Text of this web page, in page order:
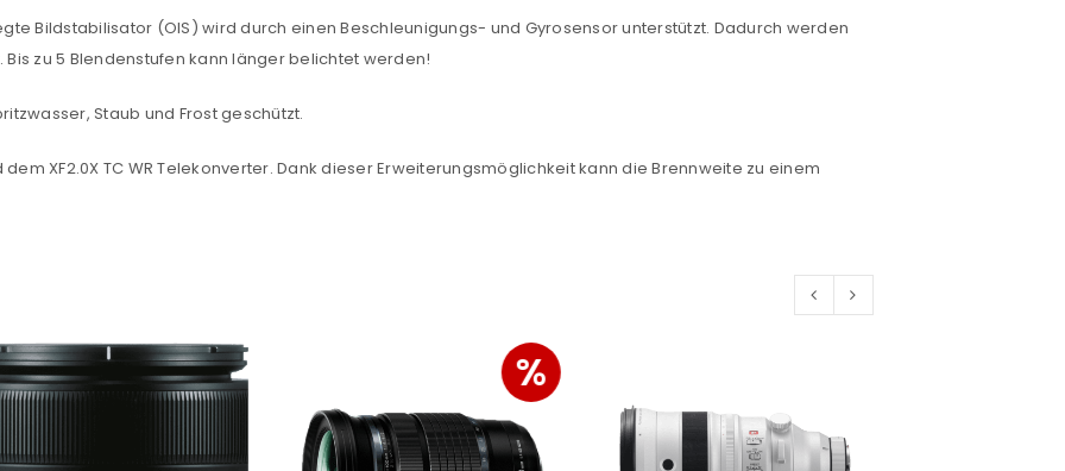
durch
Mail-Adresse gesendet.
NEWSLETTER ABONNIEREN
REGISTRIEREN
Bildstabilisator (OIS) wird durch einen Beschleunigungs- und Gyrosensor unterstützt. Dadurch werden
zu 5 Blendenstufen kann länger belichtet werden!
Staub und Frost geschützt.
dem XF2.0X TC WR Telekonverter. Dank dieser Erweiterungsmöglichkeit kann die Brennweite zu einem
%